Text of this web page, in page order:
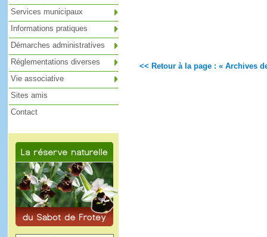
<< Retour à la page : « Archives
Services municipaux
Informations pratiques
Démarches administratives
Réglementations diverses
Vie associative
Sites amis
Contact